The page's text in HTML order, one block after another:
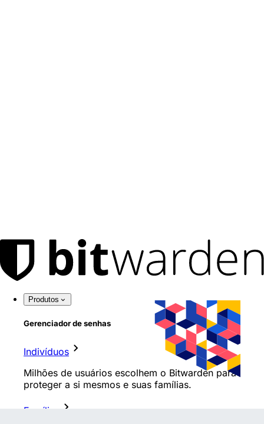
Produtos
Gerenciador de senhas
Indivíduos
Milhões de usuários escolhem o Bitwarden para
proteger a si mesmos e suas famílias.
Famílias